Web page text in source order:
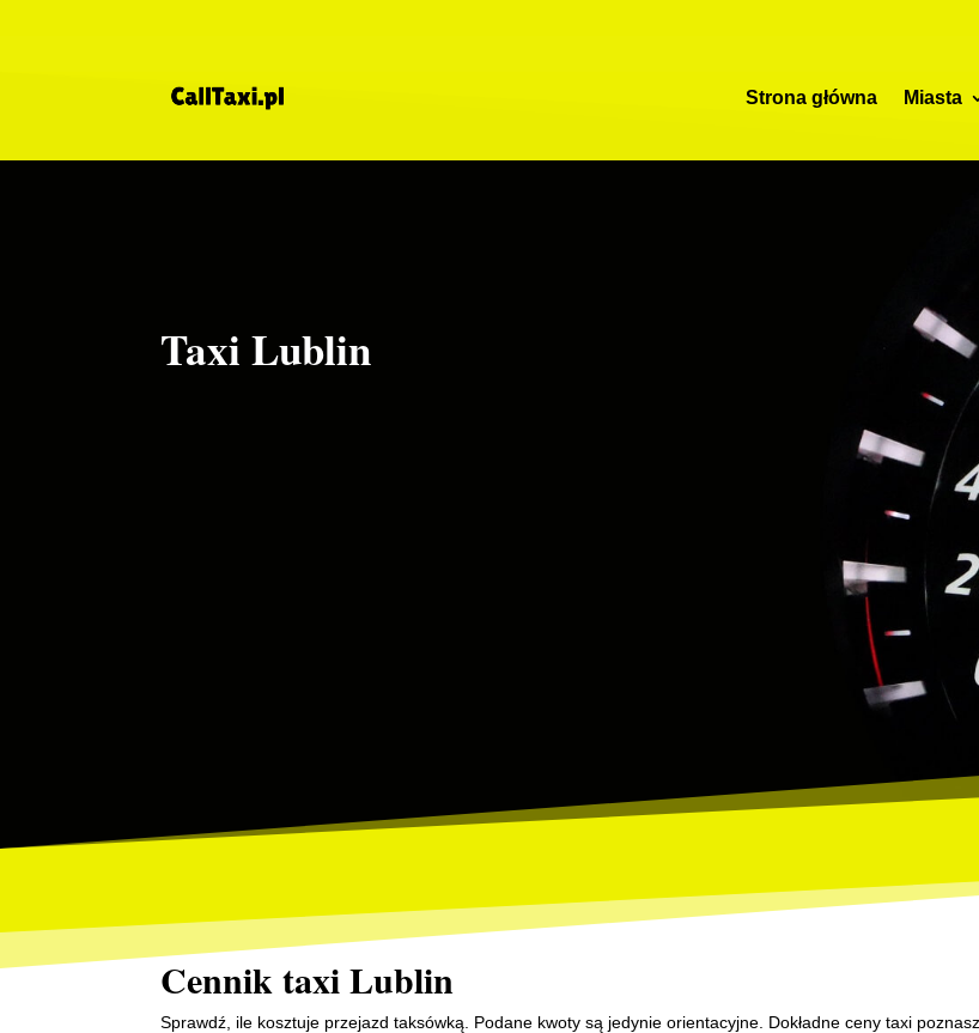
Strona główna Miasta
Taxi Lublin
Cennik taxi Lublin
Sprawdź, ile kosztuje przejazd taksówką. Podane kwoty są jedynie orientacyjne. Dokładne ceny taxi